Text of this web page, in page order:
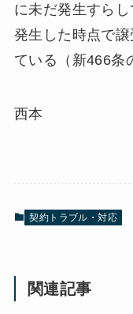
に未だ発生すら
発生した時点で
ている（新466条
西本
契約トラブル・対応
関連記事